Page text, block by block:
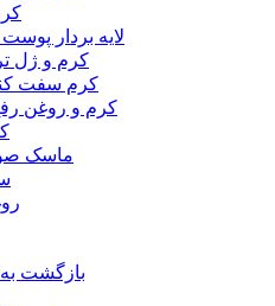
لایه بردار
کرم و ژل
کرم سفت
کرم و روغن
ماسک
بازگشت